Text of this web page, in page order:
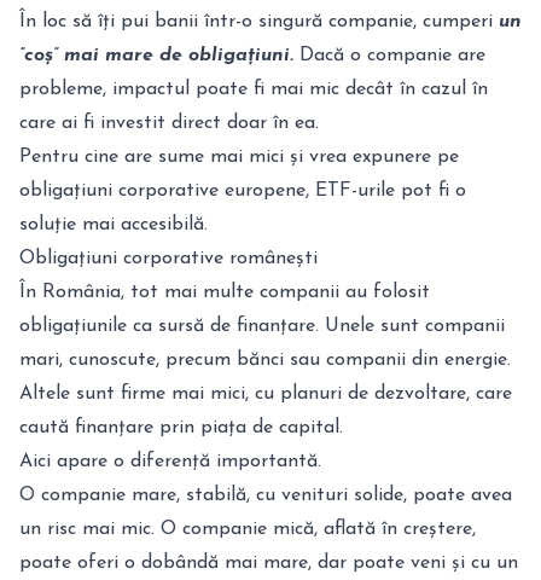
În loc să îți pui banii într-o singură companie, cumperi un
”coș” mai mare de obligațiuni. Dacă o companie are
probleme, impactul poate fi mai mic decât în cazul în
care ai fi investit direct doar în ea.
Pentru cine are sume mai mici și vrea expunere pe
obligațiuni corporative europene, ETF-urile pot fi o
soluție mai accesibilă.
Obligațiuni corporative românești
În România, tot mai multe companii au folosit
obligațiunile ca sursă de finanțare. Unele sunt companii
mari, cunoscute, precum bănci sau companii din energie.
Altele sunt firme mai mici, cu planuri de dezvoltare, care
caută finanțare prin piața de capital.
Aici apare o diferență importantă.
O companie mare, stabilă, cu venituri solide, poate avea
un risc mai mic. O companie mică, aflată în creștere,
poate oferi o dobândă mai mare, dar poate veni și cu un